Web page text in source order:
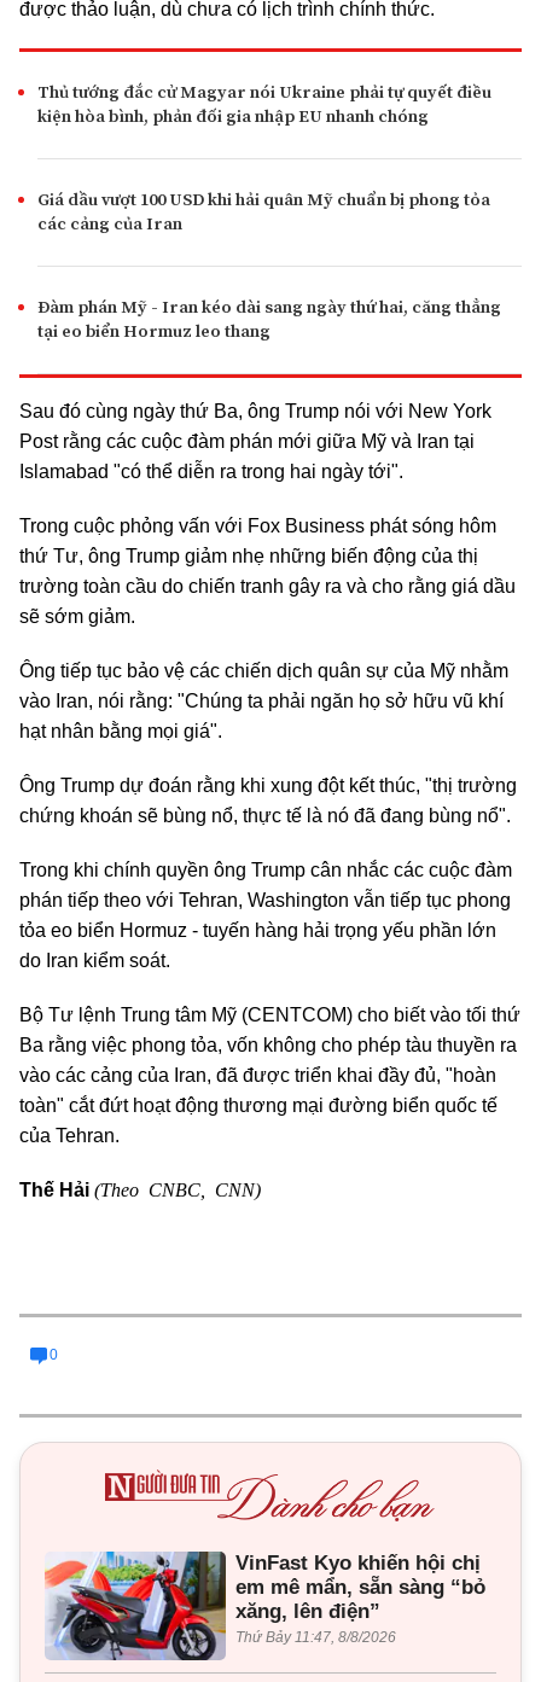
được thảo luận, dù chưa có lịch trình chính thức.
Thủ tướng đắc cử Magyar nói Ukraine phải tự quyết điều
kiện hòa bình, phản đối gia nhập EU nhanh chóng
Giá dầu vượt 100 USD khi hải quân Mỹ chuẩn bị phong tỏa
các cảng của Iran
Đàm phán Mỹ - Iran kéo dài sang ngày thứ hai, căng thẳng
tại eo biển Hormuz leo thang
Sau đó cùng ngày thứ Ba, ông Trump nói với New York
Post rằng các cuộc đàm phán mới giữa Mỹ và Iran tại
Islamabad "có thể diễn ra trong hai ngày tới".
Trong cuộc phỏng vấn với Fox Business phát sóng hôm
thứ Tư, ông Trump giảm nhẹ những biến động của thị
trường toàn cầu do chiến tranh gây ra và cho rằng giá dầu
sẽ sớm giảm.
Ông tiếp tục bảo vệ các chiến dịch quân sự của Mỹ nhằm
vào Iran, nói rằng: "Chúng ta phải ngăn họ sở hữu vũ khí
hạt nhân bằng mọi giá".
Ông Trump dự đoán rằng khi xung đột kết thúc, "thị trường
chứng khoán sẽ bùng nổ, thực tế là nó đã đang bùng nổ".
Trong khi chính quyền ông Trump cân nhắc các cuộc đàm
phán tiếp theo với Tehran, Washington vẫn tiếp tục phong
tỏa eo biển Hormuz - tuyến hàng hải trọng yếu phần lớn
do Iran kiểm soát.
Bộ Tư lệnh Trung tâm Mỹ (CENTCOM) cho biết vào tối thứ
Ba rằng việc phong tỏa, vốn không cho phép tàu thuyền ra
vào các cảng của Iran, đã được triển khai đầy đủ, "hoàn
toàn" cắt đứt hoạt động thương mại đường biển quốc tế
của Tehran.
Thế Hải (Theo CNBC, CNN)
0
VinFast Kyo khiến hội chị
em mê mẩn, sẵn sàng “bỏ
xăng, lên điện”
Thứ Bảy 11:47, 8/8/2026